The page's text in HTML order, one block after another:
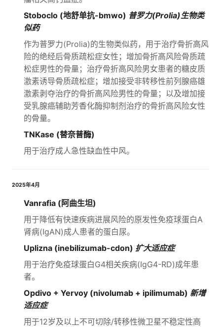
Stoboclo (地舒单抗-bmwo) 普罗力(Prolia)生物类
似药
作为普罗力(Prolia)的生物类似药，用于治疗骨折高风
险的绝经后骨质疏松症女性；增加骨折高风险骨质疏
松症男性的骨量；治疗骨折高风险男女患者的糖皮质
激素诱导骨质疏松症；增加接受非转移性前列腺癌雄
激素剥夺治疗的骨折高风险男性的骨量；以及增加接
受乳腺癌辅助芳香化酶抑制剂治疗的骨折高风险女性
的骨量。
TNKase (替奈普酶)
用于治疗成人急性缺血性中风。
2025年4月
Vanrafia (阿曲生坦)
用于降低有快速疾病进展风险的原发性免疫球蛋白A
肾病(IgAN)成人患者的蛋白尿。
Uplizna (inebilizumab-cdon) 扩大适应症
用于治疗免疫球蛋白G4相关疾病(IgG4-RD)成年患
者。
Opdivo + Yervoy (nivolumab + ipilimumab) 新增
适应症
用于12岁及以上不可切除/转移性微卫星不稳定性高